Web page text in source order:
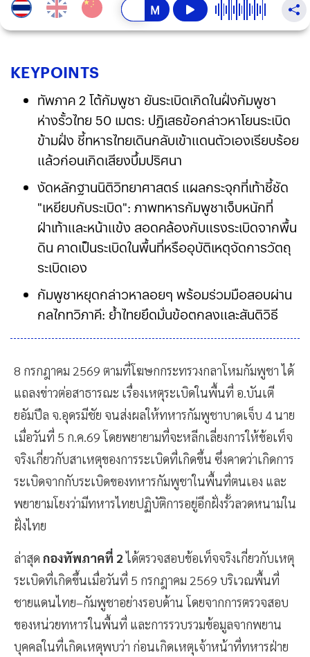
KEYPOINTS
ทัพภาค 2 โต้กัมพูชา ยันระเบิดเกิดในฝั่งกัมพูชา
ห่างรั้วไทย 50 เมตร: ปฏิเสธข้อกล่าวหาโยนระเบิด
ข้ามฝั่ง ชี้ทหารไทยเดินกลับเข้าแดนตัวเองเรียบร้อย
แล้วก่อนเกิดเสียงบึ้มปริศนา
งัดหลักฐานนิติวิทยาศาสตร์ แผลกระจุกที่เท้าชี้ชัด
"เหยียบกับระเบิด": ภาพทหารกัมพูชาเจ็บหนักที่
ฝ่าเท้าและหน้าแข้ง สอดคล้องกับแรงระเบิดจากพื้น
ดิน คาดเป็นระเบิดในพื้นที่หรืออุบัติเหตุจัดการวัตถุ
ระเบิดเอง
กัมพูชาหยุดกล่าวหาลอยๆ พร้อมร่วมมือสอบผ่าน
กลไกทวิภาคี: ย้ำไทยยึดมั่นข้อตกลงและสันติวิธี
8 กรกฎาคม 2569 ตามที่โฆษกกระทรวงกลาโหมกัมพูชา ได้
แถลงข่าวต่อสาธารณะ เรื่องเหตุระเบิดในพื้นที่ อ.บันเตี
ยอัมปึล จ.อุดรมีชัย จนส่งผลให้ทหารกัมพูชาบาดเจ็บ 4 นาย
เมื่อวันที่ 5 ก.ค.69 โดยพยายามที่จะหลีกเลี่ยงการให้ข้อเท็จ
จริงเกี่ยวกับสาเหตุของการระเบิดที่เกิดขึ้น ซึ่งคาดว่าเกิดการ
ระเบิดจากกับระเบิดของทหารกัมพูชาในพื้นที่ตนเอง และ
พยายามโยงว่ามีทหารไทยปฏิบัติการอยู่อีกฝั่งรั้วลวดหนามใน
ฝั่งไทย
ล่าสุด กองทัพภาคที่ 2ได้ตรวจสอบข้อเท็จจริงเกี่ยวกับเหตุ
ระเบิดที่เกิดขึ้นเมื่อวันที่ 5 กรกฎาคม 2569 บริเวณพื้นที่
ชายแดนไทย–กัมพูชาอย่างรอบด้าน โดยจากการตรวจสอบ
ของหน่วยทหารในพื้นที่ และการรวบรวมข้อมูลจากพยาน
บุคคลในที่เกิดเหตุพบว่า ก่อนเกิดเหตุเจ้าหน้าที่ทหารฝ่าย